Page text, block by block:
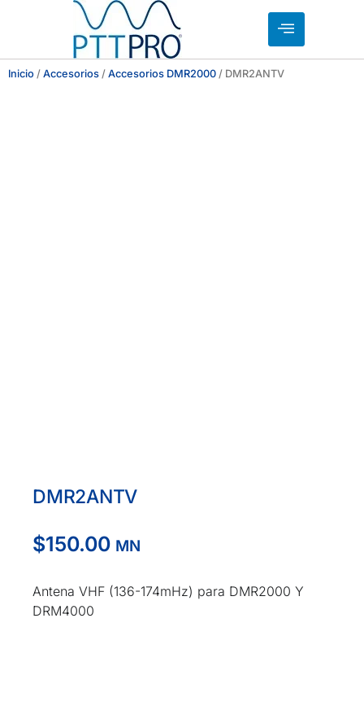
Inicio / Accesorios / Accesorios DMR2000 / DMR2ANTV
DMR2ANTV
$150.00 MN
Antena VHF (136-174mHz) para DMR2000 Y
DRM4000